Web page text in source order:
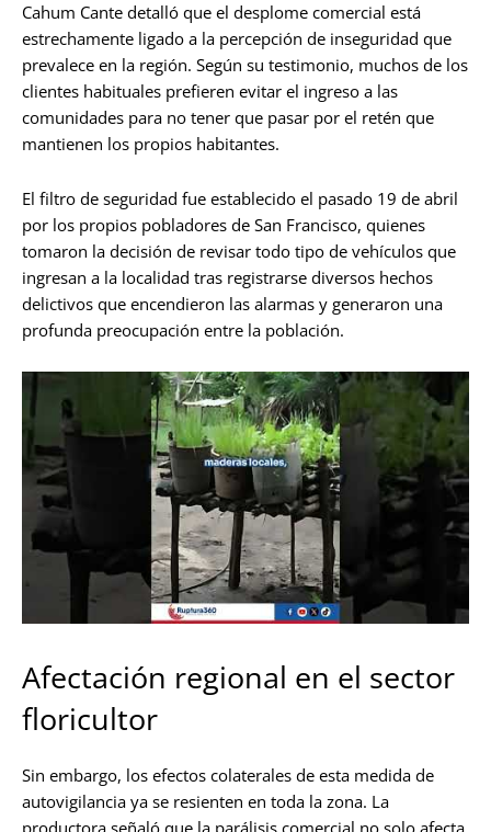
Cahum Cante detalló que el desplome comercial está
estrechamente ligado a la percepción de inseguridad que
prevalece en la región. Según su testimonio, muchos de los
clientes habituales prefieren evitar el ingreso a las
comunidades para no tener que pasar por el retén que
mantienen los propios habitantes.
El filtro de seguridad fue establecido el pasado 19 de abril
por los propios pobladores de San Francisco, quienes
tomaron la decisión de revisar todo tipo de vehículos que
ingresan a la localidad tras registrarse diversos hechos
delictivos que encendieron las alarmas y generaron una
profunda preocupación entre la población.
Afectación regional en el sector
floricultor
Sin embargo, los efectos colaterales de esta medida de
autovigilancia ya se resienten en toda la zona. La
productora señaló que la parálisis comercial no solo afecta